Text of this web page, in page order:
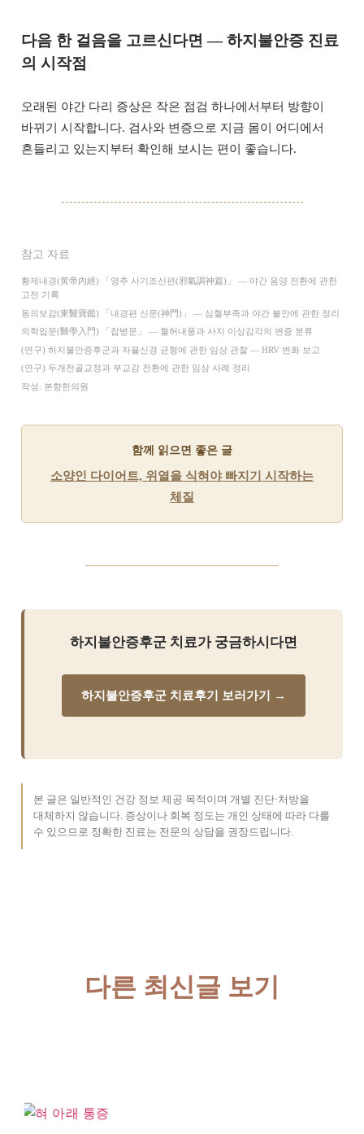
다음 한 걸음을 고르신다면 — 하지불안증 진료
의 시작점
오래된 야간 다리 증상은 작은 점검 하나에서부터 방향이
바뀌기 시작합니다. 검사와 변증으로 지금 몸이 어디에서
흔들리고 있는지부터 확인해 보시는 편이 좋습니다.
참고 자료
황제내경(黃帝內經) 「영추 사기조신편(邪氣調神篇)」 — 야간 음양 전환에 관한
고전 기록
동의보감(東醫寶鑑) 「내경편 신문(神門)」 — 심혈부족과 야간 불안에 관한 정리
의학입문(醫學入門) 「잡병문」 — 혈허내풍과 사지 이상감각의 변증 분류
(연구) 하지불안증후군과 자율신경 균형에 관한 임상 관찰 — HRV 변화 보고
(연구) 두개천골교정과 부교감 전환에 관한 임상 사례 정리
작성: 본향한의원
함께 읽으면 좋은 글
소양인 다이어트, 위열을 식혀야 빠지기 시작하는
체질
하지불안증후군 치료가 궁금하시다면
하지불안증후군 치료후기 보러가기 →
본 글은 일반적인 건강 정보 제공 목적이며 개별 진단·처방을
대체하지 않습니다. 증상이나 회복 정도는 개인 상태에 따라 다를
수 있으므로 정확한 진료는 전문의 상담을 권장드립니다.
다른 최신글 보기